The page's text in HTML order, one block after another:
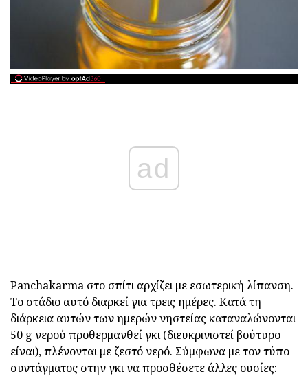
ad
Panchakarma στο σπίτι αρχίζει με εσωτερική λίπανση.
Το στάδιο αυτό διαρκεί για τρεις ημέρες. Κατά τη
διάρκεια αυτών των ημερών νηστείας καταναλώνονται
50 g νερού προθερμανθεί γκι (διευκρινιστεί βούτυρο
είναι), πλένονται με ζεστό νερό. Σύμφωνα με τον τύπο
συντάγματος στην γκι να προσθέσετε άλλες ουσίες: